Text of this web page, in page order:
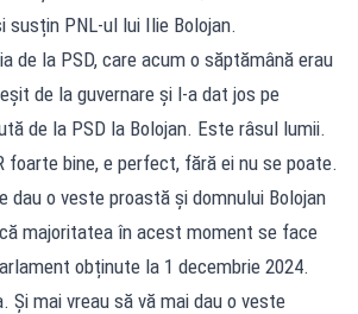
PNL-ul lui Ilie Bolojan.
de la PSD, care acum o săptămână erau
de la guvernare și l-a dat jos pe
de la PSD la Bolojan. Este râsul lumii.
foarte bine, e perfect, fără ei nu se poate.
dau o veste proastă și domnului Bolojan
majoritatea în acest moment se face
obținute la 1 decembrie 2024.
mai vreau să vă mai dau o veste